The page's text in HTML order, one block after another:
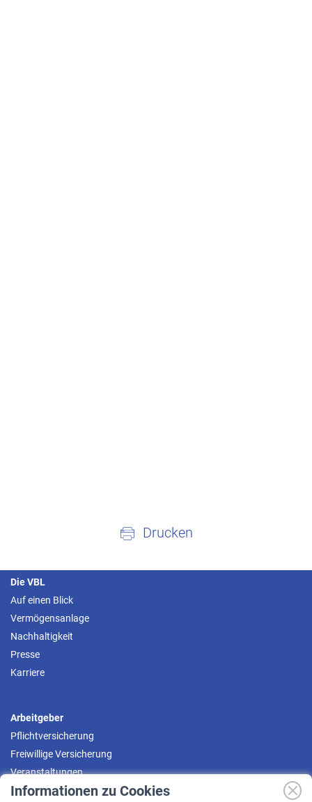
Informationen zu Cookies
Drucken
Die VBL
Auf einen Blick
Vermögensanlage
Nachhaltigkeit
Presse
Karriere
Arbeitgeber
Pflichtversicherung
Freiwillige Versicherung
Veranstaltungen